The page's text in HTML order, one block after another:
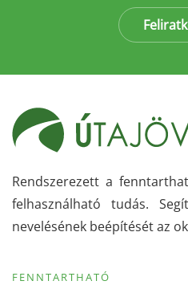
Rendszerezett a
felhasználható tudás.
nevelésének beépítését az
FENNTARTHATÓ